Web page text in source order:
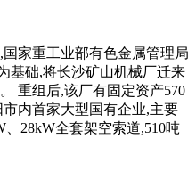
国家重工业部有色金属管理局
基础,将长沙矿山机械厂迁来
重组后,该厂有固定资产570
内首家大型国有企业,主要
28kW全套架空索道,510吨